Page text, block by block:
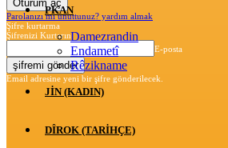
Parolanızı mı unuttunuz? yardım almak
Şifre kurtarma
Şifrenizi Kurtarın
E-posta
Email adresine yeni bir şifre gönderilecek.
PKAN
Damezrandin
Endametî
Rêzikname
JİN (KADIN)
DÎROK (TARİHÇE)